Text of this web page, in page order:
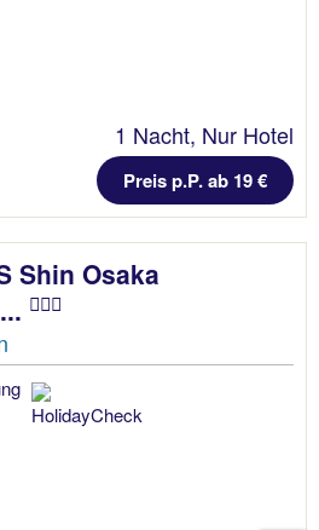
1 Nacht, Nur Hotel
Preis p.P. ab 19 €
Shin Osaka